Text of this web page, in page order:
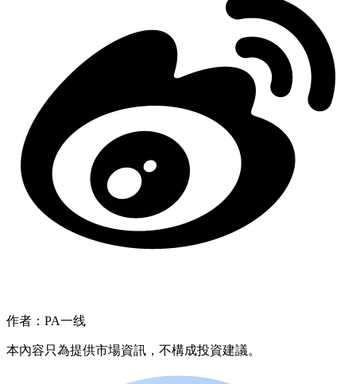
作者：PA一线
本內容只為提供市場資訊，不構成投資建議。